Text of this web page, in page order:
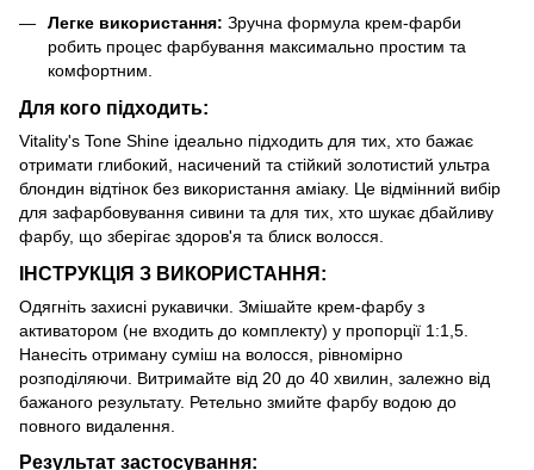
Легке використання: Зручна формула крем-фарби
робить процес фарбування максимально простим та
комфортним.
Для кого підходить:
Vitality's Tone Shine ідеально підходить для тих, хто бажає
отримати глибокий, насичений та стійкий золотистий ультра
блондин відтінок без використання аміаку. Це відмінний вибір
для зафарбовування сивини та для тих, хто шукає дбайливу
фарбу, що зберігає здоров'я та блиск волосся.
ІНСТРУКЦІЯ З ВИКОРИСТАННЯ:
Одягніть захисні рукавички. Змішайте крем-фарбу з
активатором (не входить до комплекту) у пропорції 1:1,5.
Нанесіть отриману суміш на волосся, рівномірно
розподіляючи. Витримайте від 20 до 40 хвилин, залежно від
бажаного результату. Ретельно змийте фарбу водою до
повного видалення.
Результат застосування: